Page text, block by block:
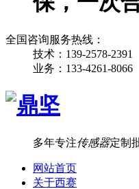
全国咨询服务热线：
技术：139-2578-2391
业务：133-4261-8066
多年专注传感器定制
网站首页
关于西赛